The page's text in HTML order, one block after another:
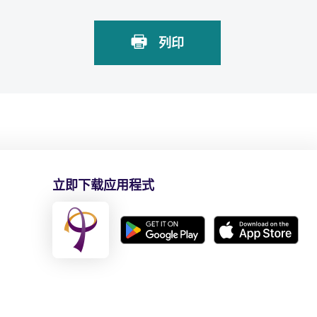
列印
立即下载应用程式